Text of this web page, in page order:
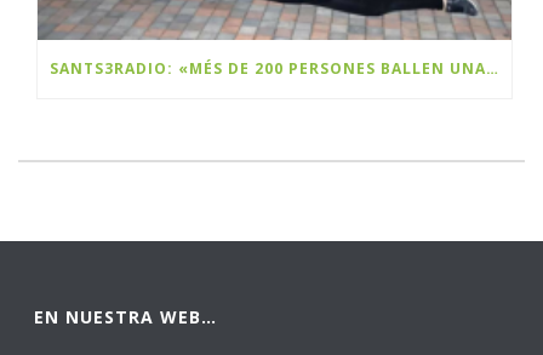
SANTS3RADIO: «MÉS DE 200 PERSONES BALLEN UNA FLASHMOB A SANTS PER CELEBRAR EL BLACK FRIDAY»
EN NUESTRA WEB…